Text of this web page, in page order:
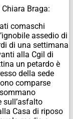
Braga:
comaschi
assedio di
di una settimana
alla Cgil di
un petardo è
della sede
comparse
sull’asfalto
Casa di riposo